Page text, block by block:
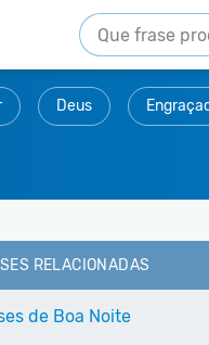
Deus
RELACIONADAS
de Boa Noite